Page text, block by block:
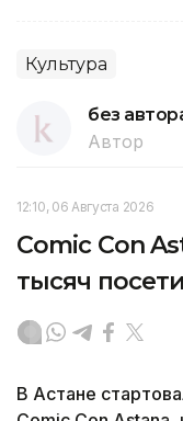
Культура
без
Автор
12:10, 06 Августа 2026
Comic Con
тысяч
В Астане